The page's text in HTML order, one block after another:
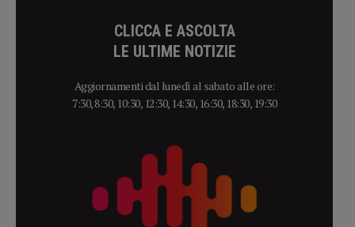
CLICCA E ASCOLTA
LE ULTIME NOTIZIE
Aggiornamenti dal lunedì al sabato alle ore:
7:30, 8:30, 10:30, 12:30, 14:30, 16:30, 18:30, 19:30